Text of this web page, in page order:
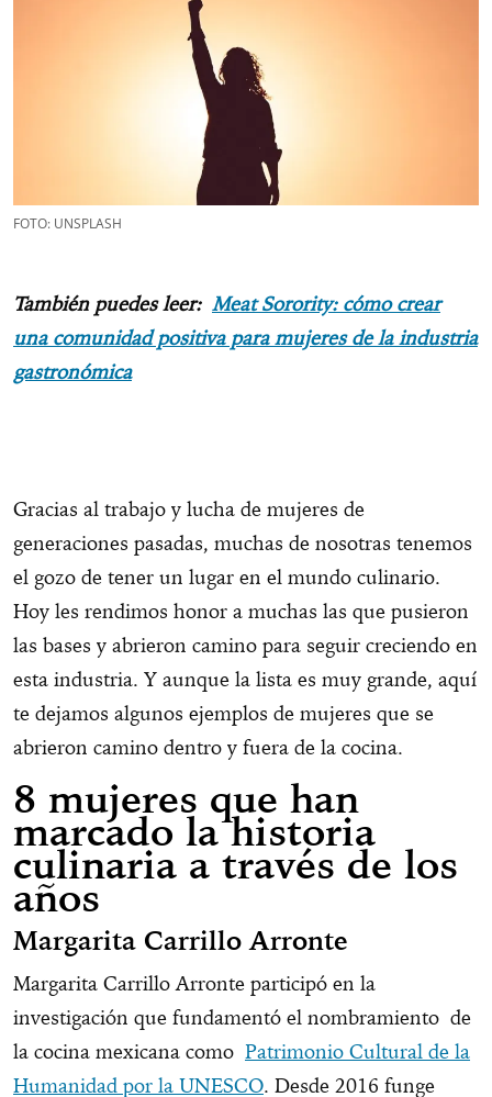
FOTO: UNSPLASH
También puedes leer: Meat Sorority: cómo crear
una comunidad positiva para mujeres de la industria
gastronómica
Gracias al trabajo y lucha de mujeres de
generaciones pasadas, muchas de nosotras tenemos
el gozo de tener un lugar en el mundo culinario.
Hoy les rendimos honor a muchas las que pusieron
las bases y abrieron camino para seguir creciendo en
esta industria. Y aunque la lista es muy grande, aquí
te dejamos algunos ejemplos de mujeres que se
abrieron camino dentro y fuera de la cocina.
8 mujeres que han
marcado la historia
culinaria a través de los
años
Margarita Carrillo Arronte
Margarita Carrillo Arronte participó en la
investigación que fundamentó el nombramiento de
la cocina mexicana como Patrimonio Cultural de la
Humanidad por la UNESCO. Desde 2016 funge